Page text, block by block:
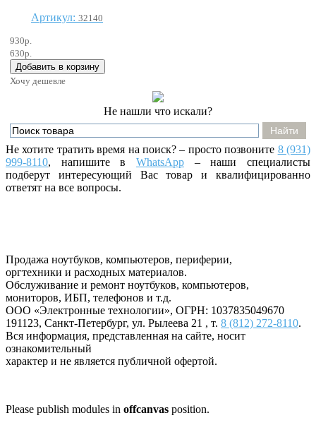
Артикул: 32140
930р.
630р.
Хочу дешевле
Не нашли что искали?
Не хотите тратить время на поиск? – просто позвоните 8 (931)
999-8110, напишитевWhatsApp – наши специалисты
подберут интересующий Вас товар и квалифицированно
ответят на все вопросы.
Продажа ноутбуков, компьютеров, периферии,
оргтехники и расходных материалов.
Обслуживание и ремонт ноутбуков, компьютеров,
мониторов, ИБП, телефонов и т.д.
ООО «Электронные технологии», ОГРН: 1037835049670
191123, Санкт-Петербург, ул. Рылеева 21 , т. 8 (812) 272-8110.
Вся информация, представленная на сайте, носит
ознакомительный
характер и не является публичной офертой.
Please publish modules in offcanvas position.